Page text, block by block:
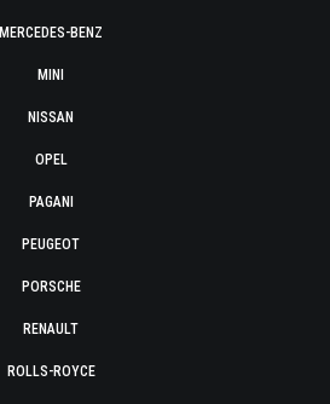
MERCEDES-BENZ
MINI
NISSAN
OPEL
PAGANI
PEUGEOT
PORSCHE
RENAULT
ROLLS-ROYCE